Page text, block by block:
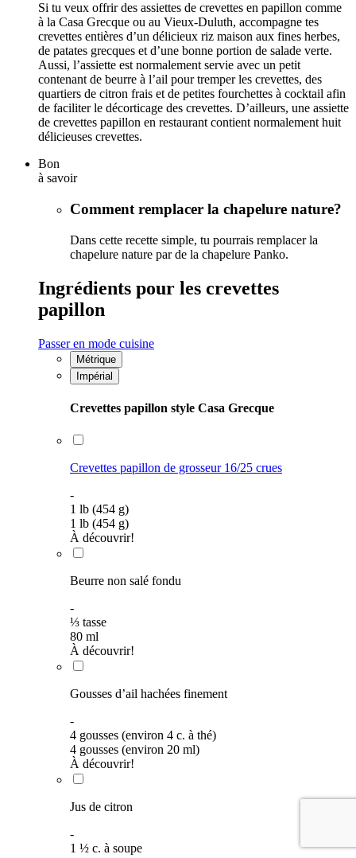
Si tu veux offrir des assiettes de crevettes en papillon comme
à la Casa Grecque ou au Vieux-Duluth, accompagne tes
crevettes entières d’un délicieux riz maison aux fines herbes,
de patates grecques et d’une bonne portion de salade verte.
Aussi, l’assiette est normalement servie avec un petit
contenant de beurre à l’ail pour tremper les crevettes, des
quartiers de citron frais et de petites fourchettes à cocktail afin
de faciliter le décorticage des crevettes. D’ailleurs, une assiette
de crevettes papillon en restaurant contient normalement huit
délicieuses crevettes.
Bon
à savoir
Comment remplacer la chapelure nature?
Dans cette recette simple, tu pourrais remplacer la
chapelure nature par de la chapelure Panko.
Ingrédients pour les crevettes
papillon
Passer en mode cuisine
Métrique
Impérial
Crevettes papillon style Casa Grecque
Crevettes papillon de grosseur 16/25 crues
-
1 lb (454 g)
1 lb (454 g)
À découvrir!
Beurre non salé fondu
-
⅓ tasse
80 ml
À découvrir!
Gousses d’ail hachées finement
-
4 gousses (environ 4 c. à thé)
4 gousses (environ 20 ml)
À découvrir!
Jus de citron
-
1 ½ c. à soupe